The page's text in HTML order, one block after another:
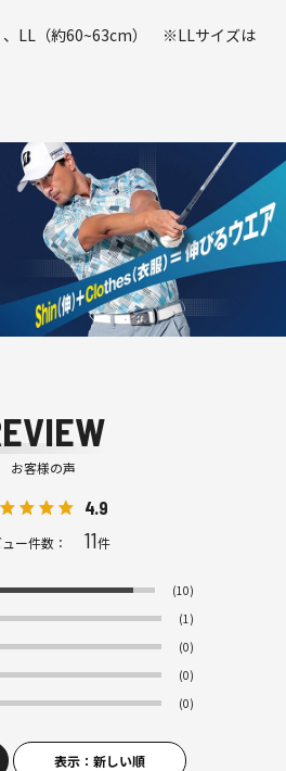
、LL（約60~63cm） ※LLサイズは
お客様の声
4.9
ー件数： 11件
(10)
(1)
(0)
(0)
(0)
表示：新しい順